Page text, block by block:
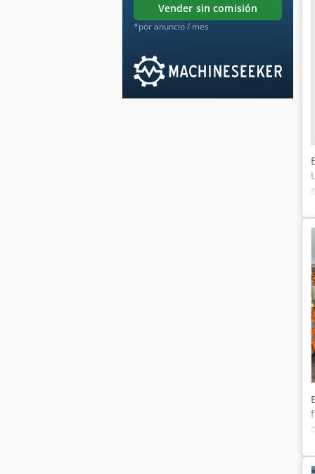
vender sin comisión
*por anuncio / mes